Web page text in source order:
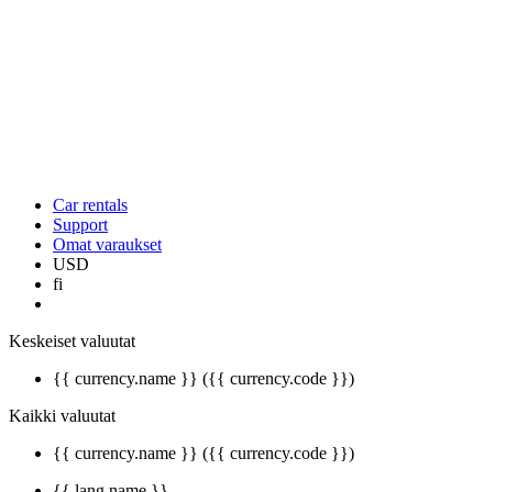
Car rentals
Support
Omat varaukset
USD
fi
Keskeiset valuutat
{{ currency.name }} ({{ currency.code }})
Kaikki valuutat
{{ currency.name }} ({{ currency.code }})